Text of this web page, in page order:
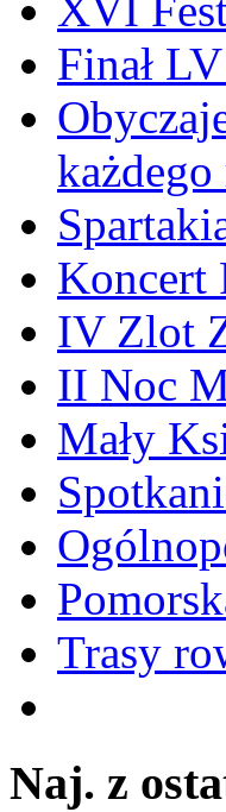
XVI
Finał
Koncert
IV Zlot
II Noc
Mały
Trasy
Naj. z